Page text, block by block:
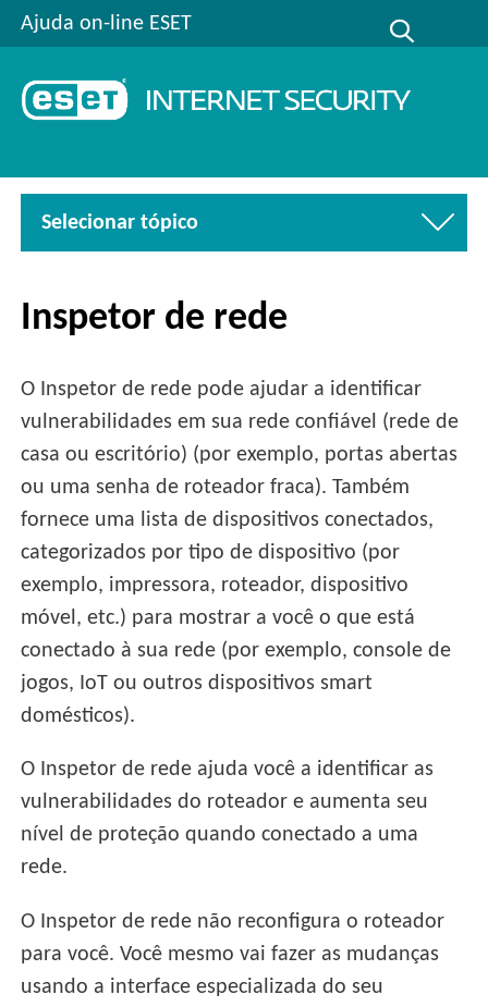
Ajuda on-line ESET
Selecionar tópico
Inspetor de rede
O Inspetor de rede pode ajudar a identificar
vulnerabilidades em sua rede confiável (rede de
casa ou escritório) (por exemplo, portas abertas
ou uma senha de roteador fraca). Também
fornece uma lista de dispositivos conectados,
categorizados por tipo de dispositivo (por
exemplo, impressora, roteador, dispositivo
móvel, etc.) para mostrar a você o que está
conectado à sua rede (por exemplo, console de
jogos, IoT ou outros dispositivos smart
domésticos).
O Inspetor de rede ajuda você a identificar as
vulnerabilidades do roteador e aumenta seu
nível de proteção quando conectado a uma
rede.
O Inspetor de rede não reconfigura o roteador
para você. Você mesmo vai fazer as mudanças
usando a interface especializada do seu